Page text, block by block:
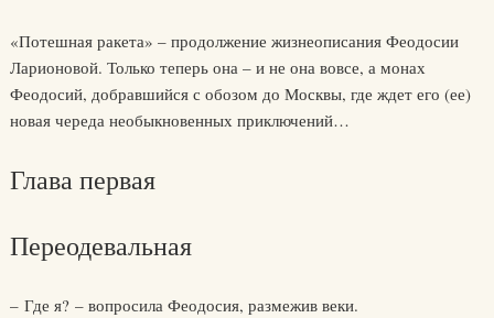
«Потешная ракета» – продолжение жизнеописания Феодосии
Ларионовой. Только теперь она – и не она вовсе, а монах
Феодосий, добравшийся с обозом до Москвы, где ждет его (ее)
новая череда необыкновенных приключений…
Глава первая
Переодевальная
– Где я? – вопросила Феодосия, размежив веки.